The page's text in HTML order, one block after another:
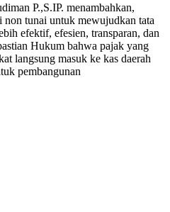
P.,S.IP. menambahkan,
non tunai untuk mewujudkan tata
efektif, efesien, transparan, dan
Hukum bahwa pajak yang
langsung masuk ke kas daerah
pembangunan